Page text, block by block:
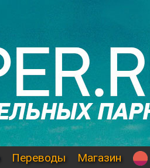
Переводы Магазин